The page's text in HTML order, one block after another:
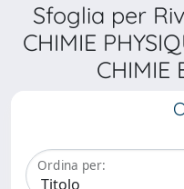
Sfoglia per
CHIMIE
CHIMIE
Ordina per: